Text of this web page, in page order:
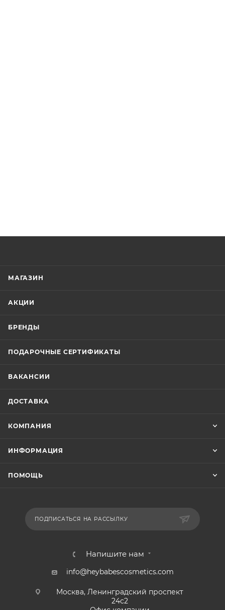
МАГАЗИН
АКЦИИ
БРЕНДЫ
ПОДАРОЧНЫЕ СЕРТИФИКАТЫ
ВАКАНСИИ
ДОСТАВКА
КОМПАНИЯ
ИНФОРМАЦИЯ
ПОМОЩЬ
ПОДПИСАТЬСЯ НА РАССЫЛКУ
Напишите нам
info@heybabescosmetics.com
Москва, Ленинградский проспект
24с2